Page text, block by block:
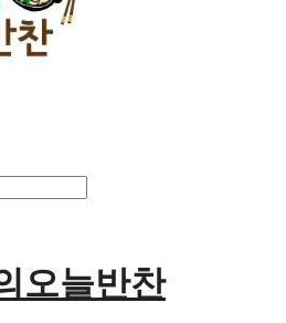
오늘반찬